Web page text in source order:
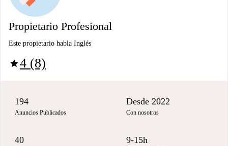
Propietario Profesional
Este propietario habla Inglés
star4 (8)
194
Anuncios Publicados
Desde 2022
Con nosotros
40 9-15h